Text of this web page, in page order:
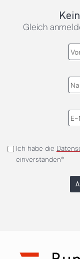
Gleich
Ich habe die
einverstanden*